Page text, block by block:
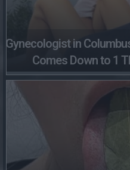
Gynecologist in
Comes Down to 1